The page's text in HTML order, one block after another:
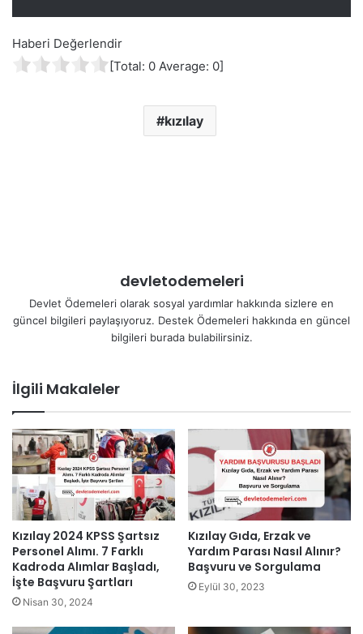
Haberi Değerlendir
[Total: 0 Average: 0]
kızılay
devletodemeleri
Devlet Ödemeleri olarak sosyal yardımlar hakkında sizlere en
güncel bilgileri paylaşıyoruz. Destek Ödemeleri hakkında en güncel
bilgileri burada bulabilirsiniz.
İlgili Makaleler
Kızılay 2024 KPSS Şartsız
Personel Alımı. 7 Farklı
Kadroda Alımlar Başladı,
İşte Başvuru Şartları
Nisan 30, 2024
Kızılay Gıda, Erzak ve
Yardım Parası Nasıl Alınır?
Başvuru ve Sorgulama
Eylül 30, 2023